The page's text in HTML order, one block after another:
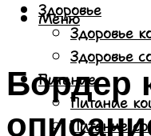
Здоровье
Здоровье
Здоровье
Питание
Питание
Питание
Меню
Бордер